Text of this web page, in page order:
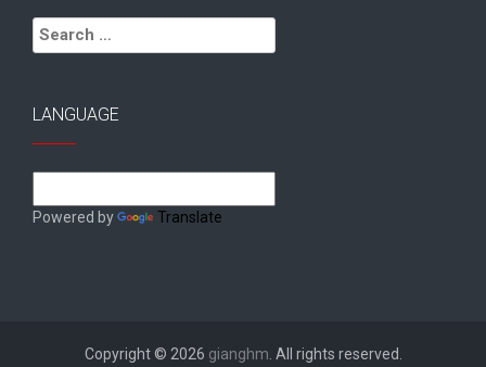
Search
for:
LANGUAGE
Powered by Translate
Copyright © 2026 gianghm. All rights reserved.